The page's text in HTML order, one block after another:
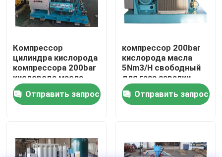
Проверка качества
Свяжитесь мы
Новости
Спросите цитату
Компрессор
цилиндра кислорода
компрессора 200bar
кислорода масла
поршеня свободный
заполняя
Отправить запрос
компрессор 200bar
кислорода масла
5Nm3/H свободный
для газа завалки
Отправить запрос